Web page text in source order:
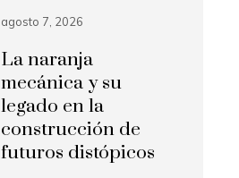
agosto 7, 2026
La naranja
mecánica y su
legado en la
construcción de
futuros distópicos